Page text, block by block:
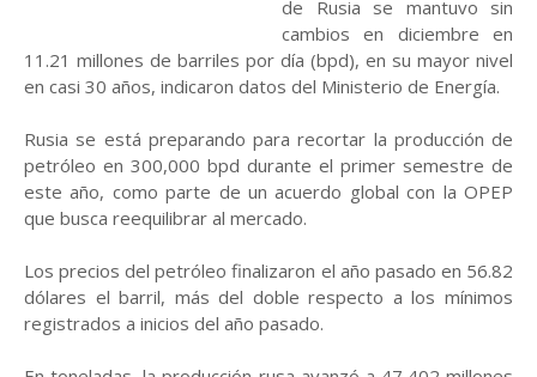
de Rusia se mantuvo sin
cambios en diciembre en
11.21 millones de barriles por día (bpd), en su mayor nivel
en casi 30 años, indicaron datos del Ministerio de Energía.
Rusia se está preparando para recortar la producción de
petróleo en 300,000 bpd durante el primer semestre de
este año, como parte de un acuerdo global con la OPEP
que busca reequilibrar al mercado.
Los precios del petróleo finalizaron el año pasado en 56.82
dólares el barril, más del doble respecto a los mínimos
registrados a inicios del año pasado.